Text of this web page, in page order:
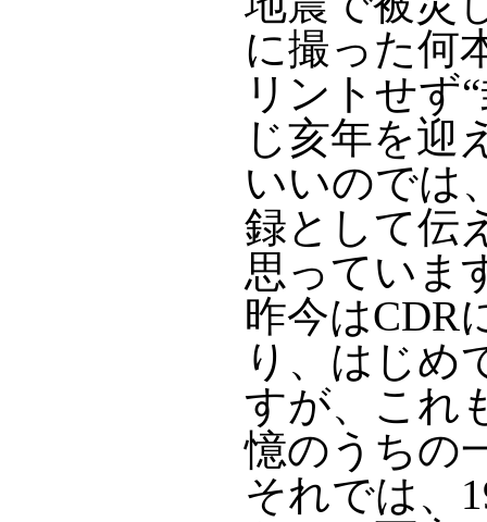
に撮った何
リントせず
じ亥年を迎
いいのでは
録として伝
思っていま
昨今はCDR
り、はじめ
すが、これ
憶のうちの
それでは、